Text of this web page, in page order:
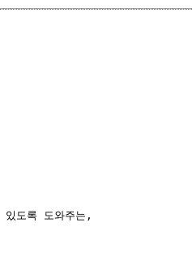
도록 도와주는,